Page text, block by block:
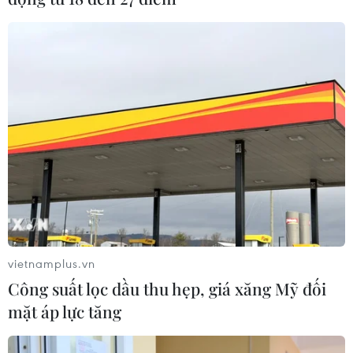
vietnamplus.vn
Công suất lọc dầu thu hẹp, giá xăng Mỹ đối
mặt áp lực tăng